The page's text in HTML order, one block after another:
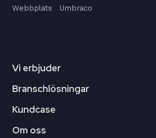
Webbplats Umbraco
Vi erbjuder
Branschlösningar
Kundcase
Om oss